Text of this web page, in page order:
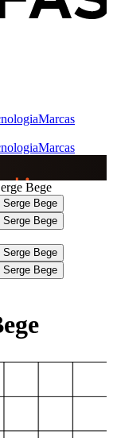
Marcas
Marcas
Bege